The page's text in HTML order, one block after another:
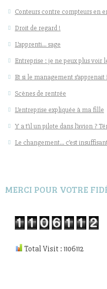
Conteurs contre compteurs en
Droit de regard !
L’apprenti… sage
Entreprise : je ne peux plus voir
Et si le management
Scènes de rentrée
L’entreprise expliquée à ma fille
Y a t’il un pilote dans l’avion ?
Le changement… c’est
MERCI POUR VOTRE
Total Visit : 1106112